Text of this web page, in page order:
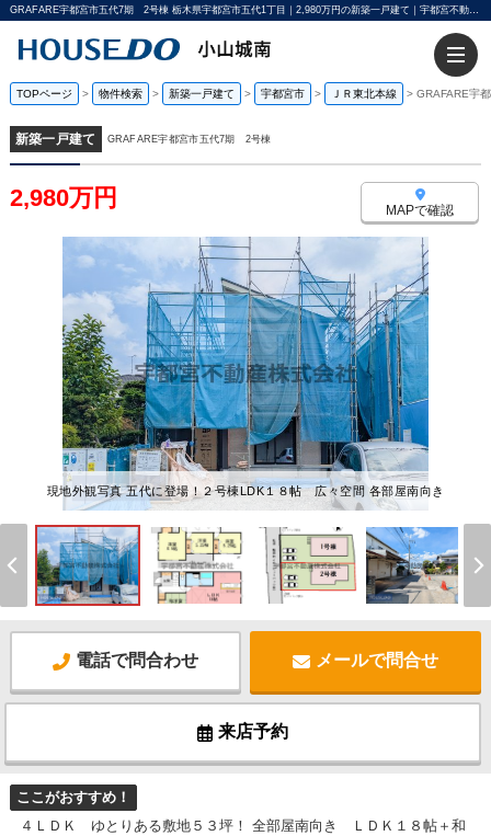
GRAFARE宇都宮市五代7期 2号棟 栃木県宇都宮市五代1丁目｜2,980万円の新築一戸建て｜宇都宮不動産小山城南店
TOPページ > 物件検索 > 新築一戸建て > 宇都宮市 > ＪＲ東北本線 > GRAFARE宇
新築一戸建て GRAFARE宇都宮市五代7期 2号棟
2,980万円 MAPで確認
現地外観写真 五代に登場！２号棟LDK１８帖 広々空間 各部屋南向き
電話で問合わせ メールで問合せ
来店予約
ここがおすすめ！
４ＬＤＫ ゆとりある敷地５３坪！ 全部屋南向き ＬＤＫ１８帖＋和